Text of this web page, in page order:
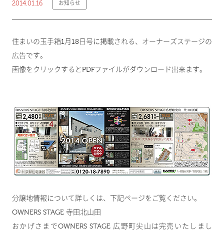
2014.01.16 お知らせ
住まいの玉手箱1月18日号に掲載される、オーナーズステージの
広告です。
画像をクリックするとPDFファイルがダウンロード出来ます。
分譲地情報について詳しくは、下記ページをご覧ください。
OWNERS STAGE 寺田北山田
おかげさまでOWNERS STAGE 広野町尖山は完売いたしまし